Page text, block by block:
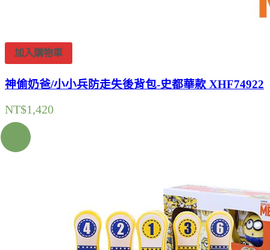
加入購物車
神偷奶爸/小小兵防走失後背包-史都華款 XHF74922
NT$1,420